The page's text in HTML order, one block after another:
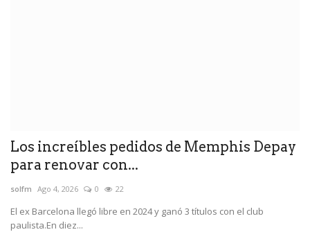
Los increíbles pedidos de Memphis Depay
para renovar con...
solfm Ago 4, 2026 0 22
El ex Barcelona llegó libre en 2024 y ganó 3 títulos con el club
paulista.En diez...